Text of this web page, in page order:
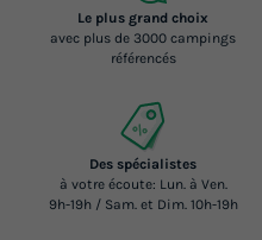
Le plus grand choix
avec plus de 3000 campings
référencés
Des spécialistes
à votre écoute: Lun. à Ven.
9h-19h / Sam. et Dim. 10h-19h